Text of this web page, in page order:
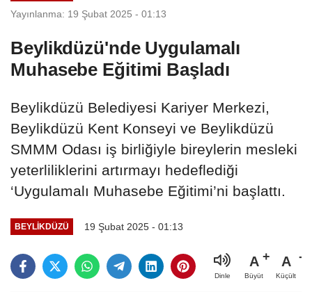
Yayınlanma: 19 Şubat 2025 - 01:13
Beylikdüzü'nde Uygulamalı
Muhasebe Eğitimi Başladı
Beylikdüzü Belediyesi Kariyer Merkezi,
Beylikdüzü Kent Konseyi ve Beylikdüzü
SMMM Odası iş birliğiyle bireylerin mesleki
yeterliliklerini artırmayı hedeflediği
‘Uygulamalı Muhasebe Eğitimi’ni başlattı.
BEYLIKDÜZÜ 19 Şubat 2025 - 01:13
Dinle
A
Büyüt
A
Küçült